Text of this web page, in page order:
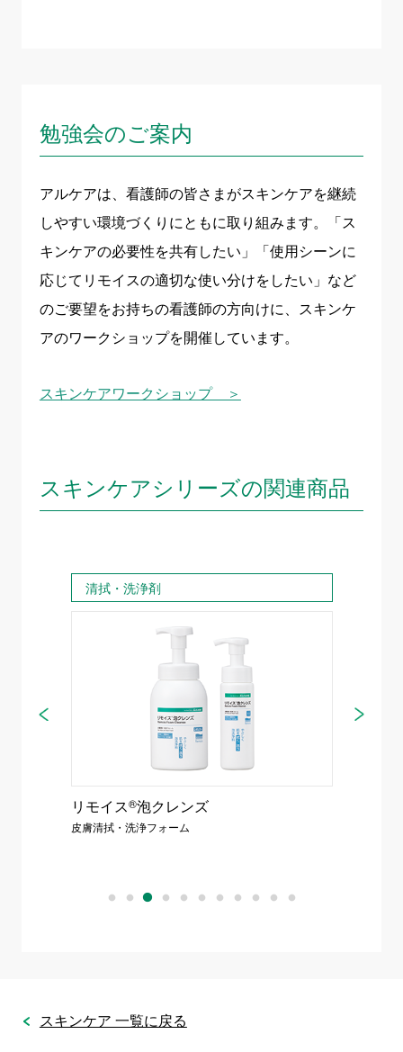
勉強会のご案内
アルケアは、看護師の皆さまがスキンケアを継続
しやすい環境づくりにともに取り組みます。「ス
キンケアの必要性を共有したい」「使用シーンに
応じてリモイスの適切な使い分けをしたい」など
のご要望をお持ちの看護師の方向けに、スキンケ
アのワークショップを開催しています。
スキンケアワークショップ ＞
スキンケアシリーズの関連商品
清拭・洗浄剤
リモイス®泡クレンズ
皮膚清拭・洗浄フォーム
スキンケア 一覧に戻る